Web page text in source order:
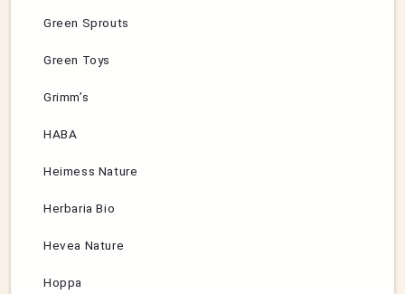
Green Sprouts
Green Toys
Grimm’s
HABA
Heimess Nature
Herbaria Bio
Hevea Nature
Hoppa